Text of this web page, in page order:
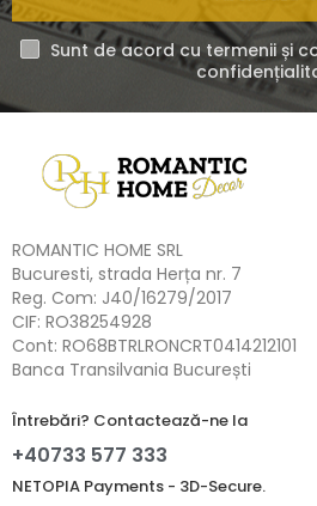
Sunt de acord cu termenii și
ROMANTIC HOME SRL
Bucuresti, strada Herța nr. 7
Reg. Com: J40/16279/2017
CIF: RO38254928
Cont: RO68BTRLRONCRT0414212101
Banca Transilvania București
Întrebări? Contactează-ne la
+40733 577 333
NETOPIA Payments - 3D-Secure.